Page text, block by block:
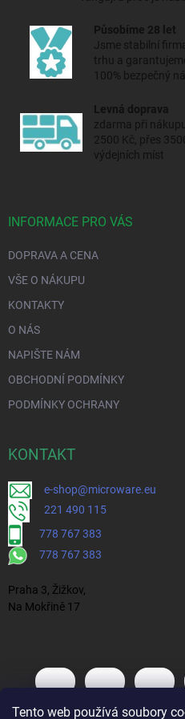
Tento web používá soubory
Působíme 28 let
Jsme stabilní
trhu a
100% bezpečný
Levná doprava
zdarma při
2500 Kč, přes
výdejních míst
INFORMACE PRO VÁS
DOPRAVA A CENA
VŠE O NÁKUPU
KONTAKTY
O NÁS
NAPIŠTE NÁM
OBCHODNÍ PODMÍNKY
PODMÍNKY OCHRANY
KONTAKT
e-shop@microware.eu
221 490 115
778 767 383
778 767 383
Praha 3, Žižkov,
Na Mokřině 17